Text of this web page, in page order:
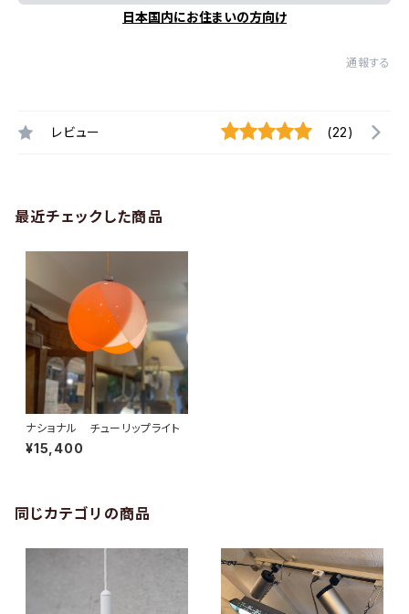
日本国内にお住まいの方向け
通報する
レビュー (22)
最近チェックした商品
ナショナル チューリップライト
¥15,400
同じカテゴリの商品